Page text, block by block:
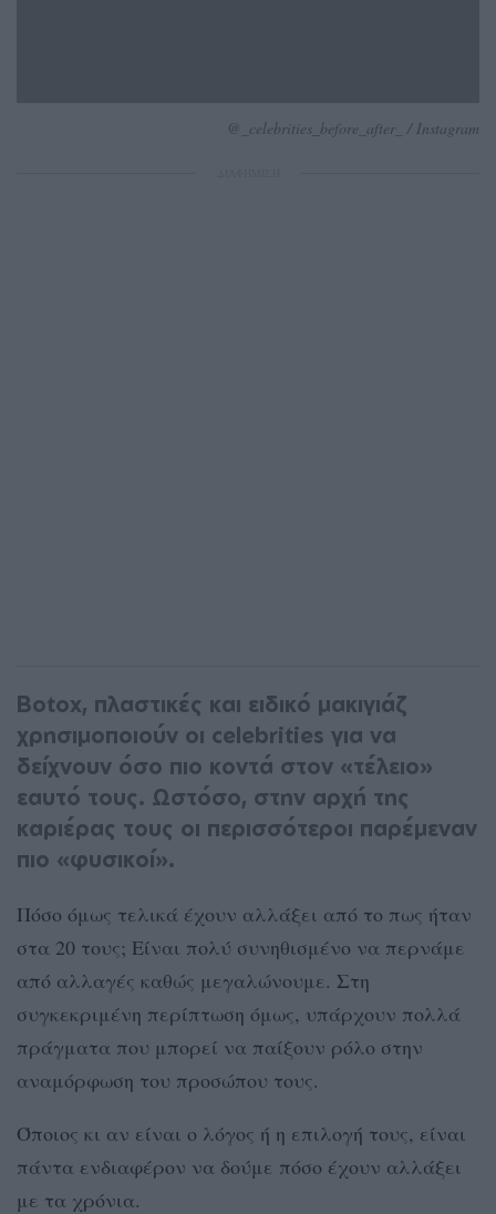
@_celebrities_before_after_ / Instagram
Botox, πλαστικές και ειδικό μακιγιάζ
χρησιμοποιούν οι celebrities για να
δείχνουν όσο πιο κοντά στον «τέλειο»
εαυτό τους. Ωστόσο, στην αρχή της
καριέρας τους οι περισσότεροι παρέμεναν
πιο «φυσικοί».
Πόσο όμως τελικά έχουν αλλάξει από το πως ήταν
στα 20 τους; Είναι πολύ συνηθισμένο να περνάμε
από αλλαγές καθώς μεγαλώνουμε. Στη
συγκεκριμένη περίπτωση όμως, υπάρχουν πολλά
πράγματα που μπορεί να παίξουν ρόλο στην
αναμόρφωση του προσώπου τους.
Όποιος κι αν είναι ο λόγος ή η επιλογή τους, είναι
πάντα ενδιαφέρον να δούμε πόσο έχουν αλλάξει
με τα χρόνια.